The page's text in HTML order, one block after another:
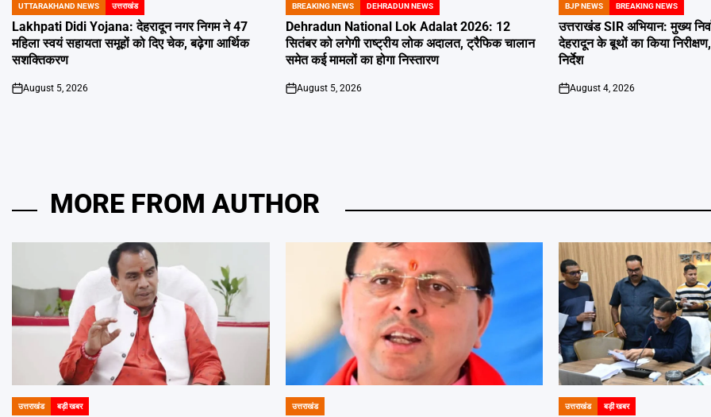
POSTED
IN
UTTARAKHAND NEWS उत्तराखंड
Lakhpati Didi Yojana: देहरादून नगर निगम ने 47
महिला स्वयं सहायता समूहों को दिए चेक, बढ़ेगा आर्थिक
सशक्तिकरण
on
August 5, 2026
POSTED
IN
BREAKING NEWS DEHRADUN NEWS
Dehradun National Lok Adalat 2026: 12
सितंबर को लगेगी राष्ट्रीय लोक अदालत, ट्रैफिक चालान
समेत कई मामलों का होगा निस्तारण
on
August 5, 2026
POSTED
IN
BJP NEWS BREAKING NEWS
उत्तराखंड SIR अभियान: मुख्य
देहरादून के बूथों का किया
निर्देश
on
August 4, 2026
MORE FROM AUTHOR
POSTED
उत्तराखंड बड़ी खबर
POSTED
उत्तराखंड
POSTED
उत्तराखंड बड़ी खबर